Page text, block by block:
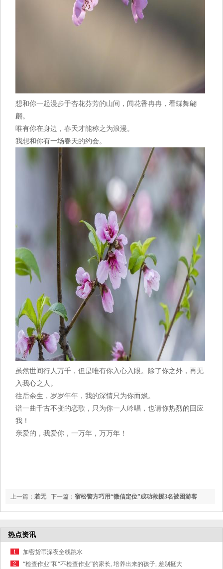
想和你一起漫步于杏花芬芳的山间，闻花香冉冉，看蝶舞翩
翩。
唯有你在身边，春天才能称之为浪漫。
我想和你有一场春天的约会。
虽然世间行人万千，但是唯有你入心入眼。除了你之外，再无
入我心之人。
往后余生，岁岁年年，我的深情只为你而燃。
谱一曲千古不变的恋歌，只为你一人吟唱，也请你热烈的回应
我！
亲爱的，我爱你，一万年，万万年！
下一篇： 宿松警方巧用“微信定位”成功救援3名被困游客
上一篇： 若无
缘围甲卞相壹损失近百万, 韩国棋手整体损失可能超千万
热点资讯
加密货币深夜全线跳水
“检查作业”和“不检查作业”的家长, 培养出来的孩子, 差别挺大